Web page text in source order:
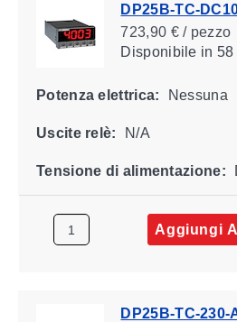
DP25B-TC-
723,90 € / pezzo
Disponibile in 58
Potenza elettrica: Nessuna
Uscite relè: N/A
Tensione di alimentazione:
Aggiungi
DP25B-TC-230-